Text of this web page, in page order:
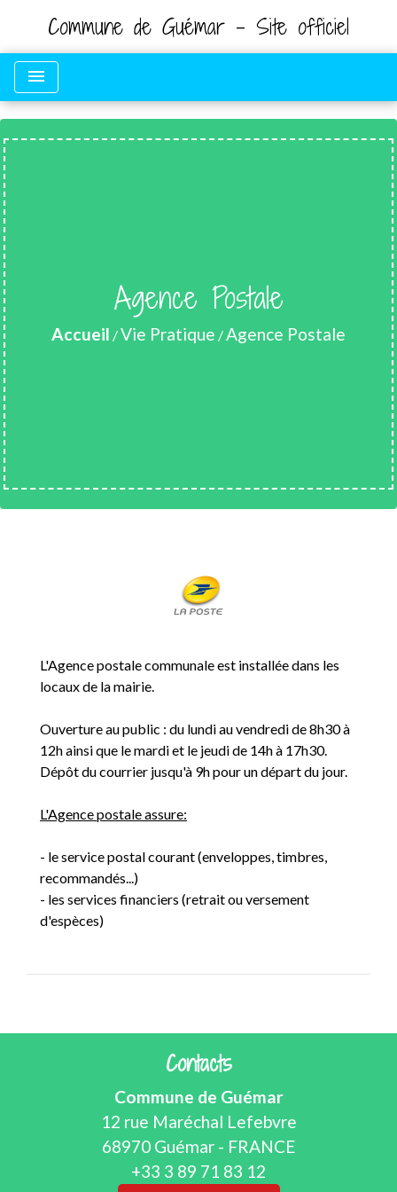
Commune de Guémar - Site officiel
menu
Agence Postale
Accueil /Vie Pratique /Agence Postale
L'Agence postale communale est installée dans les
locaux de la mairie.
Ouverture au public : du lundi au vendredi de 8h30 à
12h ainsi que le mardi et le jeudi de 14h à 17h30.
Dépôt du courrier jusqu'à 9h pour un départ du jour.
L'Agence postale assure:
- le service postal courant (enveloppes, timbres,
recommandés...)
- les services financiers (retrait ou versement
d'espèces)
Contacts
Commune de Guémar
12 rue Maréchal Lefebvre
68970 Guémar - FRANCE
+33 3 89 71 83 12